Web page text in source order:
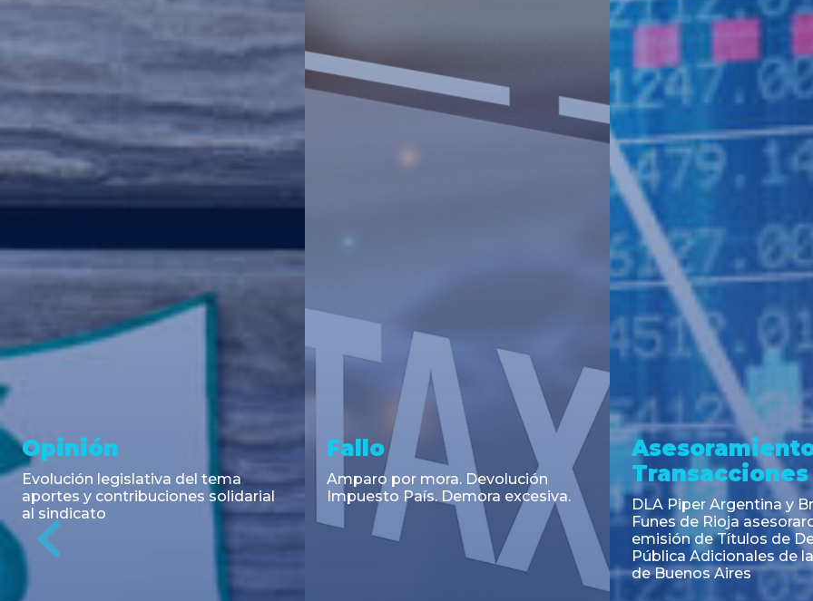
Asesoramiento y
Transacciones
Co-Emisión de Obligaciones
Negociables por US$400.000.000
de Petroquímica Comodoro
Rivadavia S.A. y Luz de Tres Picos
Noticia
Cambios en el Código Alimentario
Argentino: simplifican trámites
para la importación de aditivos,
coadyuvantes e ingredientes
alimentarios y unifican autoridad
Noticia
CNV: Criterio
colocaciones primarias
Previous